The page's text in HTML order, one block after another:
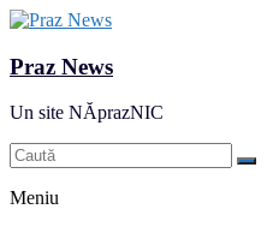
Praz News
Un site NĂprazNIC
Meniu